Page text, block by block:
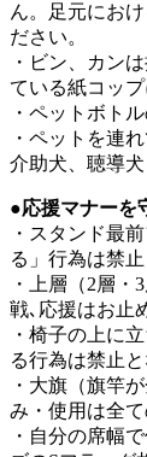
ん。足元にお
ださい。
・ビン、カン
ている紙コッ
・ペットボト
・ペットを連
介助犬、聴導犬
●応援マナーを
・スタンド最
る」行為は禁止
・上層（2層
戦､応援はお止
・椅子の上に
る行為は禁止と
・大旗（旗竿
み・使用は全
・自分の席幅